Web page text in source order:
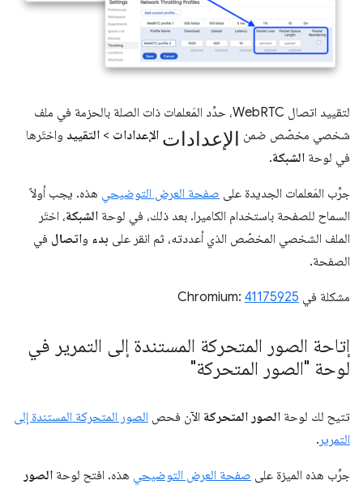
لتقييد اتصال WebRTC، حدِّد المَعلمات ذات الصلة بالحزمة في ملف
شخصي مخصّص ضمن الإعدادات الإعدادات > التقييد واختَرها
في لوحة الشبكة.
جرِّب المَعلمات الجديدة على صفحة العرض التوضيحي هذه. يجب أولاً
السماح للصفحة باستخدام الكاميرا. بعد ذلك، في لوحة الشبكة، اختَر
الملف الشخصي المخصّص الذي أعددته، ثم انقر على بدء واتصال في
الصفحة.
مشكلة في Chromium: 41175925
إتاحة الصور المتحركة المستندة إلى التمرير في
لوحة "الصور المتحركة"
تتيح لك لوحة الصور المتحركة الآن فحص الصور المتحركة المستندة إلى
التمرير .
جرِّب هذه الميزة على صفحة العرض التوضيحي هذه. افتح لوحة الصور